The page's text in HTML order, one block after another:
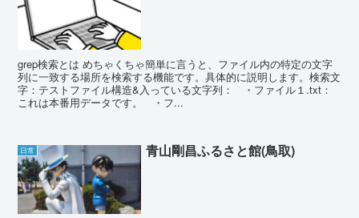
grep検索とは めちゃくちゃ簡単に言うと、ファイル内の特定の文字
列に一致する場所を検索する機能です。具体的に説明します。検索文
字：テストファイル構造&入っている文字列： ・ファイル１.txt：
これは本番用データです。 ・フ...
日常 青山剛昌ふるさと館(鳥取)